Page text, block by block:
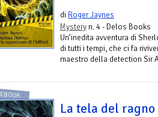
di Roger Jaynes
Mystery n. 4 - Delos Books
Un’inedita avventura di
di tutti i tempi, che ci fa
maestro della detection Sir
EBOOK
La tela del ragno